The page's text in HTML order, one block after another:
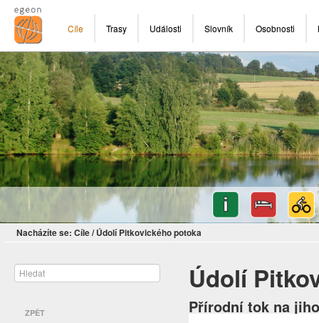
Cíle Trasy Události Slovník Osobnosti
Nacházíte se: Cíle/ Údolí Pitkovického potoka
ZPĚT
Údolí
Přírodní tok na